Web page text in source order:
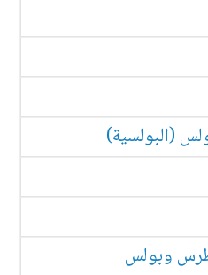
(البولسية)
وبولس